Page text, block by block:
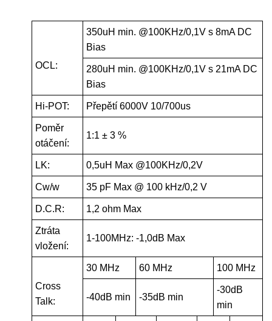
OCL:
350uH min. @100KHz/0,1V s 8mA DC
Bias
280uH min. @100KHz/0,1V s 21mA DC
Bias
Hi-POT: Přepětí 6000V 10/700us
Poměr
otáčení:
1:1 ± 3 %
LK: 0,5uH Max @100KHz/0,2V
Cw/w 35 pF Max @ 100 kHz/0,2 V
D.C.R: 1,2 ohm Max
Ztráta
vložení:
1-100MHz: -1,0dB Max
Cross
Talk:
30 MHz 60 MHz 100 MHz
-40dB min -35dB min
-30dB
min